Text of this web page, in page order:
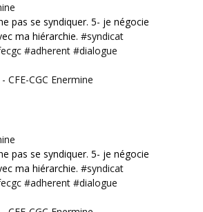
pas se syndiquer. 5- je négocie
ma hiérarchie. #syndicat
#adherent #dialogue
CGC Enermine
pas se syndiquer. 5- je négocie
ma hiérarchie. #syndicat
#adherent #dialogue